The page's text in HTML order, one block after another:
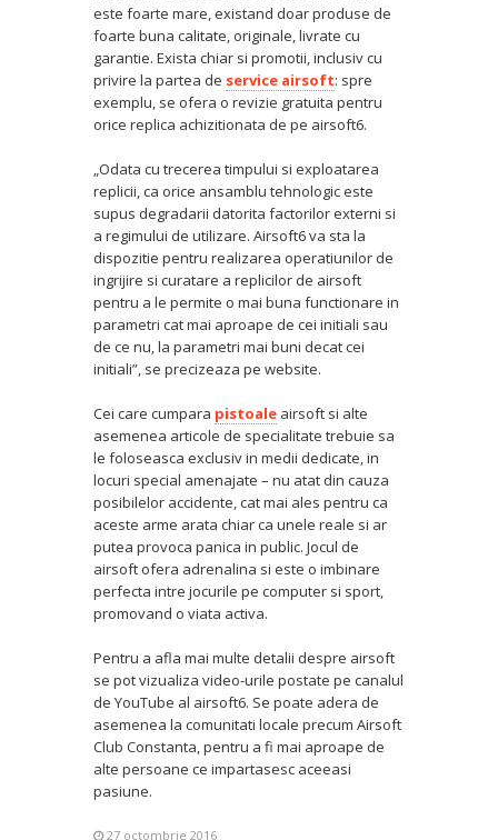
este foarte mare, existand doar produse de
foarte buna calitate, originale, livrate cu
garantie. Exista chiar si promotii, inclusiv cu
privire la partea de service airsoft: spre
exemplu, se ofera o revizie gratuita pentru
orice replica achizitionata de pe airsoft6.
„Odata cu trecerea timpului si exploatarea
replicii, ca orice ansamblu tehnologic este
supus degradarii datorita factorilor externi si
a regimului de utilizare. Airsoft6 va sta la
dispozitie pentru realizarea operatiunilor de
ingrijire si curatare a replicilor de airsoft
pentru a le permite o mai buna functionare in
parametri cat mai aproape de cei initiali sau
de ce nu, la parametri mai buni decat cei
initiali”, se precizeaza pe website.
Cei care cumpara pistoale airsoft si alte
asemenea articole de specialitate trebuie sa
le foloseasca exclusiv in medii dedicate, in
locuri special amenajate – nu atat din cauza
posibilelor accidente, cat mai ales pentru ca
aceste arme arata chiar ca unele reale si ar
putea provoca panica in public. Jocul de
airsoft ofera adrenalina si este o imbinare
perfecta intre jocurile pe computer si sport,
promovand o viata activa.
Pentru a afla mai multe detalii despre airsoft
se pot vizualiza video-urile postate pe canalul
de YouTube al airsoft6. Se poate adera de
asemenea la comunitati locale precum Airsoft
Club Constanta, pentru a fi mai aproape de
alte persoane ce impartasesc aceeasi
pasiune.
27 octombrie 2016